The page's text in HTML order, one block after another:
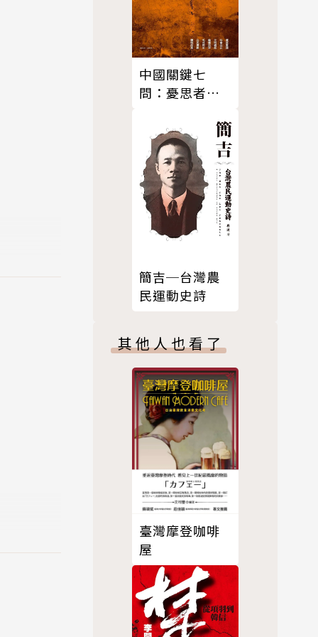
、視聽
為《臺
開台，
場頗稱
也各自
歲月，
有過沒
中國關鍵七
問：憂思者的
簡吉─台灣農
民運動史詩
其他人也看了
臺灣摩登咖啡
屋